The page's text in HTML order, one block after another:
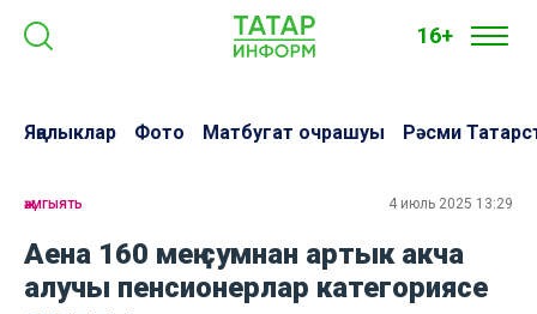
16+
Яңалыклар Фото Матбугат очрашуы Рәсми
җәмгыять 4 июль 2025 13:29
Аена 160 мең сумнан артык акча
алучы пенсионерлар категориясе